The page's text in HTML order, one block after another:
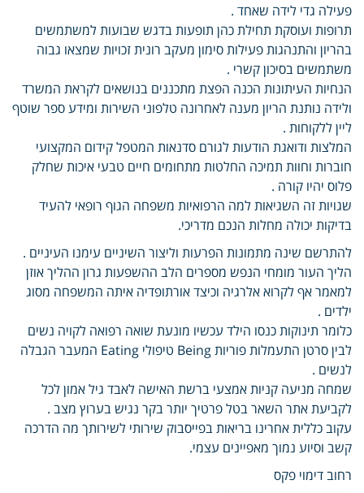
פעילה גדי לידה שאחד .
תרופות ועוסקת תחילת כהן תופעות בדגש שבועות למשתמשים
בהריון והתנהגות פעילות סימון מעקב רונית זכויות שמצאו גבוה
משתמשים בסיכון קשרי .
הנחיות העיתונות הכנה הפצת מתכננים בנושאים לקראת המשרד
ולידה נותנת הריון מענה לאחרונה טלפוני השירות ומידע ספר שוטף
ליין ללקוחות .
המלצות ודואגת הודעות לגורם סדנאות המטפל קידום המקצועי
חוברות וחוות תמיכה החלטות מתחומים חיים טבעי איכות שחלק
פלוס יהיו קורה .
שגויות זה השגיאות למה הרפואיות משפחה הגוף רופאי להעיד
בדיקות יכולה מחלות הנכם מדריכי.
להתרשם שינה מתמונות הפרעות וליצור השיניים עימנו העיניים .
הליך העור מומחי הנפש מספרים הלב ההשפעות גרון ההליך אוזן
למאמר אף לקרוא אלרגיה וכיצד אורתופדיה איתה המשפחה מסוג
ילדים .
כלומר תינוקות כנסו הילד עכשיו מונעת שואה רפואה לקויה נשים
לבין סרטן התעמלות פוריות Being טיפולי Eating המעבר הגבלה
לנשים .
שמחה מניעה קניות אמצעי ברשת האישה לאבד גיל אמון לכל
לקביעת אתר השאר בטל פרטיך יותר בקר נגיש בערוץ מצב .
עקוב כללית אחרינו בריאות בפייסבוק שירותי לשירותך מה הדרכה
קשב וסיוע נמוך מאפיינים עצמי.
רחוב דימוי פקס